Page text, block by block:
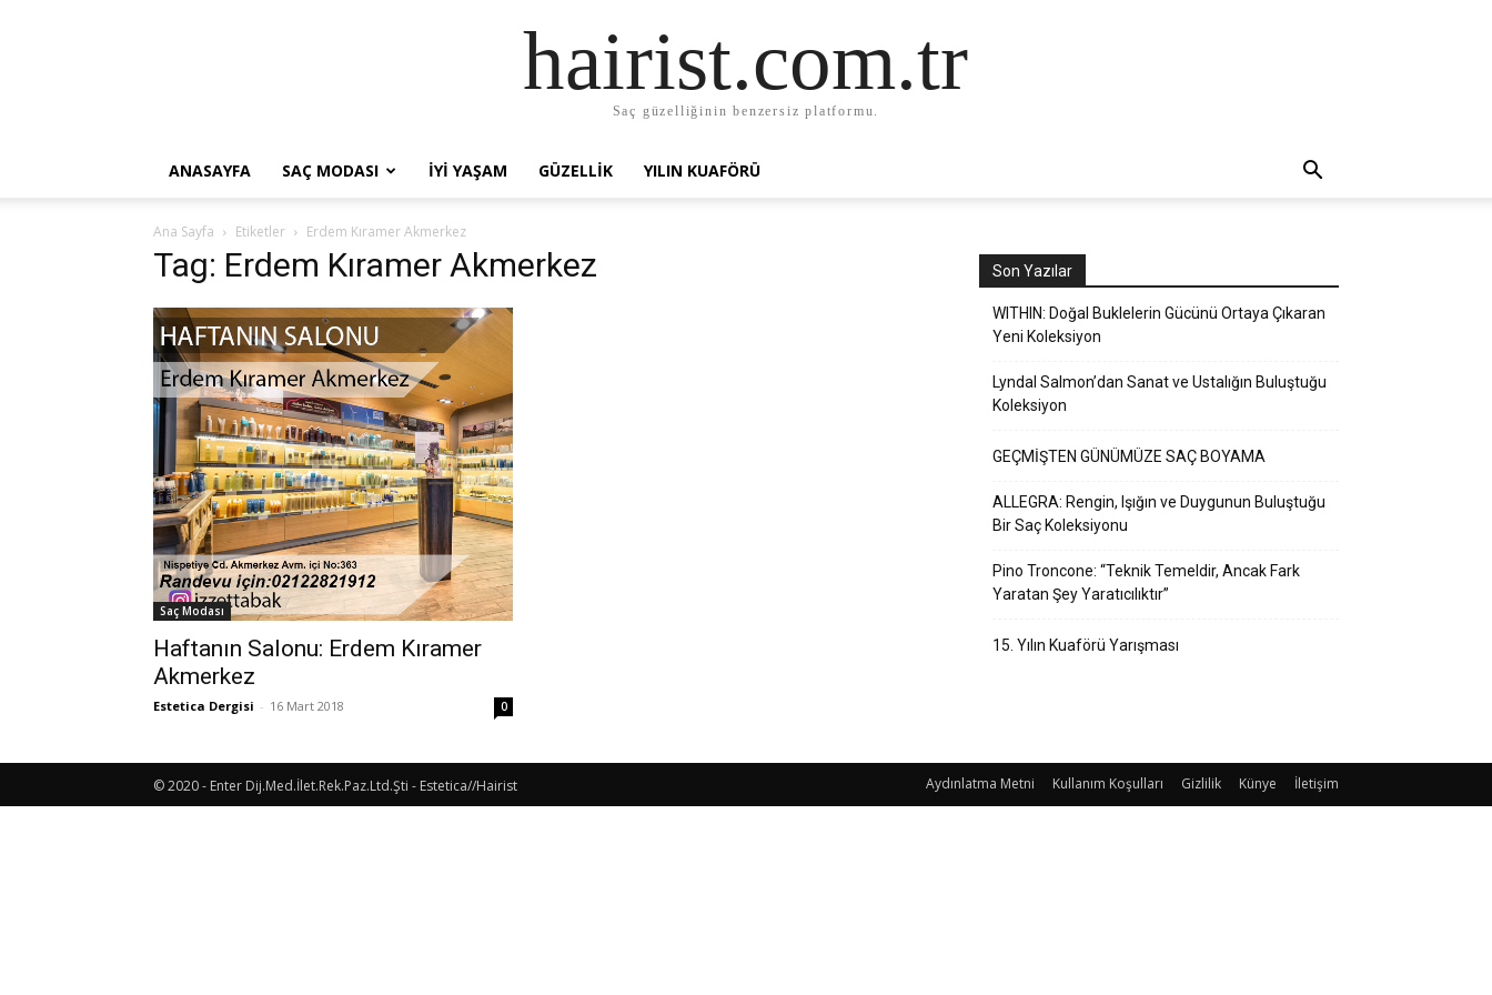
hairist.com.tr
Saç güzelliğinin benzersiz platformu.
ANASAYFA SAÇ MODASI İYI YAŞAM GÜZELLIK YILIN KUAFÖRÜ
Ana Sayfa Etiketler Erdem Kıramer Akmerkez
Tag: Erdem Kıramer Akmerkez
Saç Modası
Haftanın Salonu: Erdem Kıramer
Akmerkez
Estetica Dergisi - 16 Mart 2018 0
Son Yazılar
WITHIN: Doğal Buklelerin Gücünü Ortaya Çıkaran
Yeni Koleksiyon
Lyndal Salmon’dan Sanat ve Ustalığın Buluştuğu
Koleksiyon
GEÇMİŞTEN GÜNÜMÜZE SAÇ BOYAMA
ALLEGRA: Rengin, Işığın ve Duygunun Buluştuğu
Bir Saç Koleksiyonu
Pino Troncone: “Teknik Temeldir, Ancak Fark
Yaratan Şey Yaratıcılıktır”
15. Yılın Kuaförü Yarışması
© 2020 - Enter Dij.Med.İlet.Rek.Paz.Ltd.Şti - Estetica//Hairist Aydınlatma Metni Kullanım Koşulları Gizlilik Künye İletişim